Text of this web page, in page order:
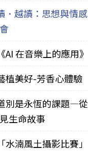
．越讀：思想與情感
在音樂上的應用》
植美好-芳香心體驗
別是永恆的課題—從
生命故事
湳風土攝影比賽」